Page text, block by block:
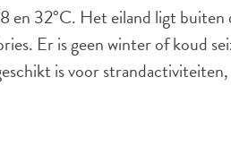
32°C. Het eiland ligt buiten
Er is geen winter of koud
is voor